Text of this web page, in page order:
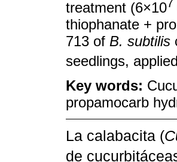
treatment (6×107
thiophanate +
713 of B. subtilis
seedlings,
Key words:
propamocarb
La calabacita (
de